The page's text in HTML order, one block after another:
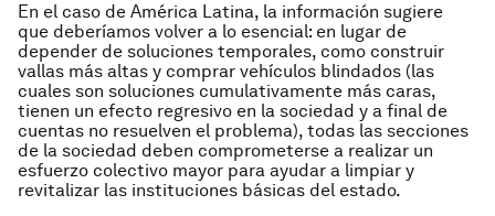
En el caso de América Latina, la información sugiere
que deberíamos volver a lo esencial: en lugar de
depender de soluciones temporales, como construir
vallas más altas y comprar vehículos blindados (las
cuales son soluciones cumulativamente más caras,
tienen un efecto regresivo en la sociedad y a final de
cuentas no resuelven el problema), todas las secciones
de la sociedad deben comprometerse a realizar un
esfuerzo colectivo mayor para ayudar a limpiar y
revitalizar las instituciones básicas del estado.